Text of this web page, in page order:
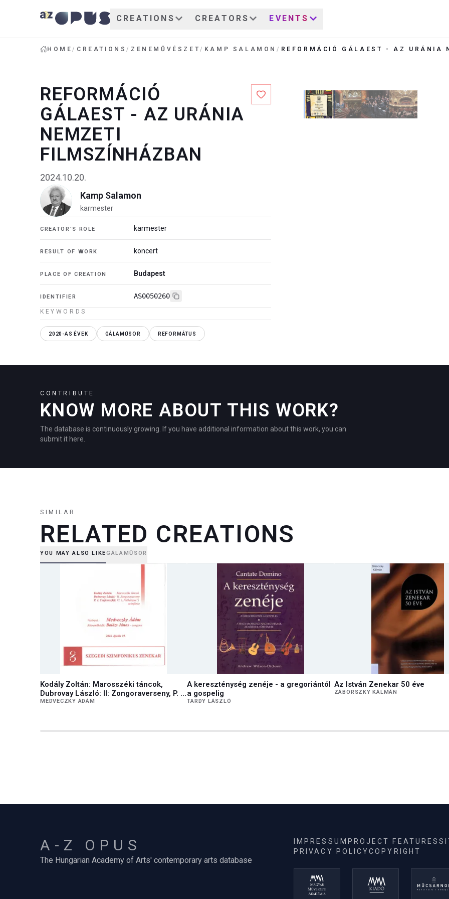
CREATIONS CREATORS EVENTS
HOME/ CREATIONS/ ZENEMŰVÉSZET/ KAMP SALAMON/
REFORMÁCIÓ
GÁLAEST - AZ URÁNIA
NEMZETI
FILMSZÍNHÁZBAN
2024.10.20.
Kamp Salamon
karmester
CREATOR'S ROLE karmester
RESULT OF WORK koncert
PLACE OF CREATION Budapest
IDENTIFIER AS0050260
KEYWORDS
2020-AS ÉVEK GÁLAMŰSOR REFORMÁTUS
CONTRIBUTE
KNOW MORE ABOUT THIS WORK?
The database is continuously growing. If you have additional information about this work, you can
submit it here.
SIMILAR
RELATED CREATIONS
YOU MAY ALSO LIKEGÁLAMŰSOR
Kodály Zoltán: Marosszéki táncok,
Dubrovay László: II: Zongoraverseny, P. I.
Csajkovszkij: VI. "Pathétique" szimfonia a
MEDVECZKY ÁDÁM
A kereszténység zenéje - a gregoriántól
a gospelig
TARDY LÁSZLÓ
Az István Zenekar 50 éve
ZÁBORSZKY KÁLMÁN
A-Z OPUS
The Hungarian Academy of Arts' contemporary arts database
IMPRESSUM PROJECT FEATURES
PRIVACY POLICYCOPYRIGHT